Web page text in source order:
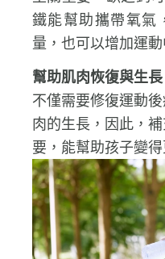
至關重要，缺乏鈣
鐵能幫助攜帶氧氣
幫助肌肉恢復與生長
不僅需要修復運動後
肉的生長，因此，補
要，能幫助孩子變得